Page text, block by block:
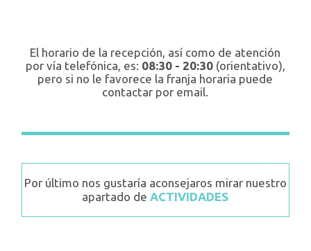
El horario de la recepción, así como de atención
por vía telefónica, es: 08:30 - 20:30(orientativo),
pero si no le favorece la franja horaria puede
contactar por email.
Por último nos gustaría aconsejaros mirar nuestro
apartado deACTIVIDADES